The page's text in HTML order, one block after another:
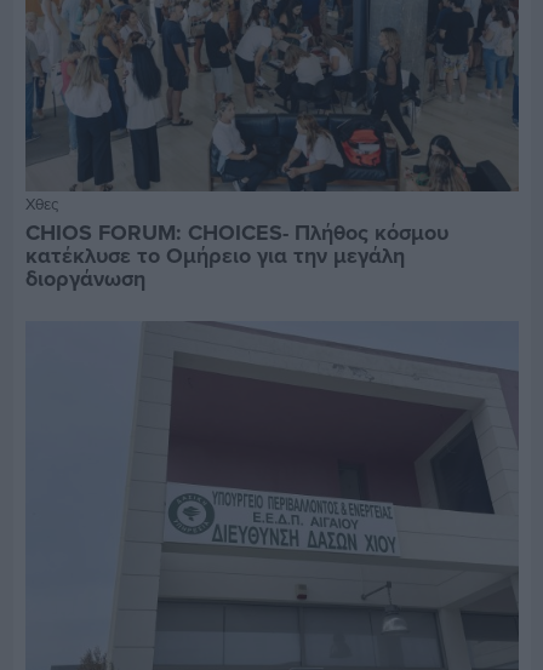
Χθες
CHIOS FORUM: CHOICES- Πλήθος κόσμου
κατέκλυσε το Ομήρειο για την μεγάλη
διοργάνωση